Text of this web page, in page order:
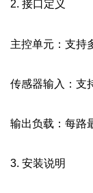
2. 接口定义
主控单元：支持
传感器输入：支
输出负载：每路
3. 安装说明